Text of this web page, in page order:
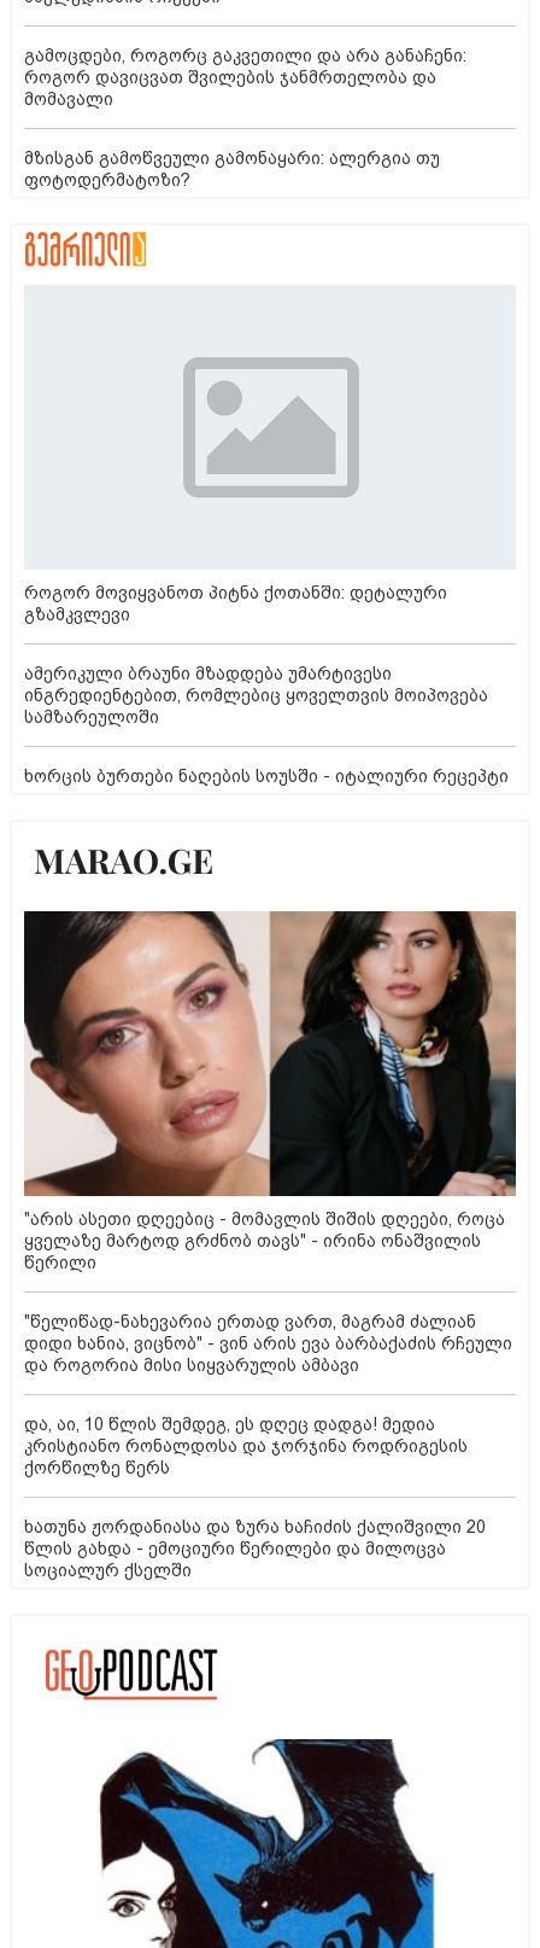
გამოცდები, როგორც გაკვეთილი და არა განაჩენი:
როგორ დავიცვათ შვილების ჯანმრთელობა და
მომავალი
მზისგან გამოწვეული გამონაყარი: ალერგია თუ
ფოტოდერმატოზი?
როგორ მოვიყვანოთ პიტნა ქოთანში: დეტალური
გზამკვლევი
ამერიკული ბრაუნი მზადდება უმარტივესი
ინგრედიენტებით, რომლებიც ყოველთვის მოიპოვება
სამზარეულოში
ხორცის ბურთები ნაღების სოუსში - იტალიური რეცეპტი
"არის ასეთი დღეებიც - მომავლის შიშის დღეები, როცა
ყველაზე მარტოდ გრძნობ თავს" - ირინა ონაშვილის
წერილი
"წელიწად-ნახევარია ერთად ვართ, მაგრამ ძალიან
დიდი ხანია, ვიცნობ" - ვინ არის ევა ბარბაქაძის რჩეული
და როგორია მისი სიყვარულის ამბავი
და, აი, 10 წლის შემდეგ, ეს დღეც დადგა! მედია
კრისტიანო რონალდოსა და ჯორჯინა როდრიგესის
ქორწილზე წერს
ხათუნა ჟორდანიასა და ზურა ხაჩიძის ქალიშვილი 20
წლის გახდა - ემოციური წერილები და მილოცვა
სოციალურ ქსელში